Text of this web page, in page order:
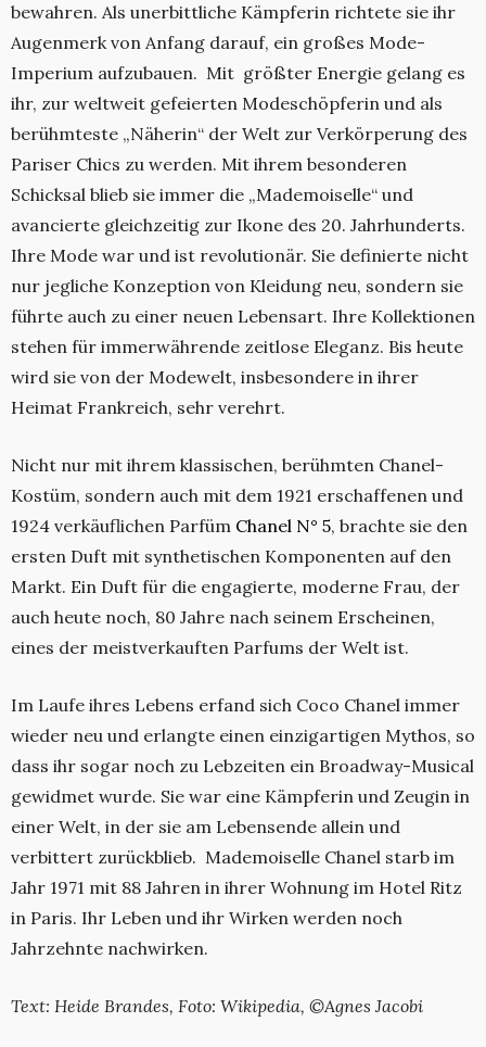
bewahren. Als unerbittliche Kämpferin richtete sie ihr
Augenmerk von Anfang darauf, ein großes Mode-
Imperium aufzubauen. Mit größter Energie gelang es
ihr, zur weltweit gefeierten Modeschöpferin und als
berühmteste „Näherin“ der Welt zur Verkörperung des
Pariser Chics zu werden. Mit ihrem besonderen
Schicksal blieb sie immer die „Mademoiselle“ und
avancierte gleichzeitig zur Ikone des 20. Jahrhunderts.
Ihre Mode war und ist revolutionär. Sie definierte nicht
nur jegliche Konzeption von Kleidung neu, sondern sie
führte auch zu einer neuen Lebensart. Ihre Kollektionen
stehen für immerwährende zeitlose Eleganz. Bis heute
wird sie von der Modewelt, insbesondere in ihrer
Heimat Frankreich, sehr verehrt.
Nicht nur mit ihrem klassischen, berühmten Chanel-
Kostüm, sondern auch mit dem 1921 erschaffenen und
1924 verkäuflichen Parfüm Chanel N° 5, brachte sie den
ersten Duft mit synthetischen Komponenten auf den
Markt. Ein Duft für die engagierte, moderne Frau, der
auch heute noch, 80 Jahre nach seinem Erscheinen,
eines der meistverkauften Parfums der Welt ist.
Im Laufe ihres Lebens erfand sich Coco Chanel immer
wieder neu und erlangte einen einzigartigen Mythos, so
dass ihr sogar noch zu Lebzeiten ein Broadway-Musical
gewidmet wurde. Sie war eine Kämpferin und Zeugin in
einer Welt, in der sie am Lebensende allein und
verbittert zurückblieb. Mademoiselle Chanel starb im
Jahr 1971 mit 88 Jahren in ihrer Wohnung im Hotel Ritz
in Paris. Ihr Leben und ihr Wirken werden noch
Jahrzehnte nachwirken.
Text: Heide Brandes, Foto: Wikipedia, ©Agnes Jacobi